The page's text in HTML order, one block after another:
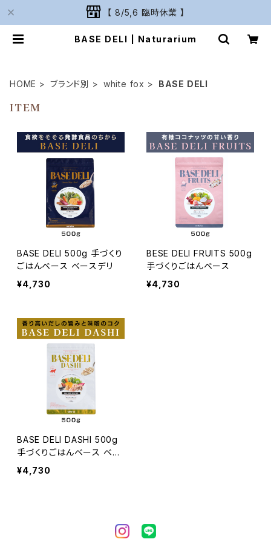
【 8/5,6 臨時休業 】
BASE DELI | Naturarium
HOME ブランド別 white fox BASE DELI
ITEM
BASE DELI 500g 手づくり
ごはんベース ベースデリ
¥4,730
BESE DELI FRUITS 500g
手づくりごはんベース
¥4,730
BASE DELI DASHI 500g
手づくりごはんベース ベー
スデリ
¥4,730